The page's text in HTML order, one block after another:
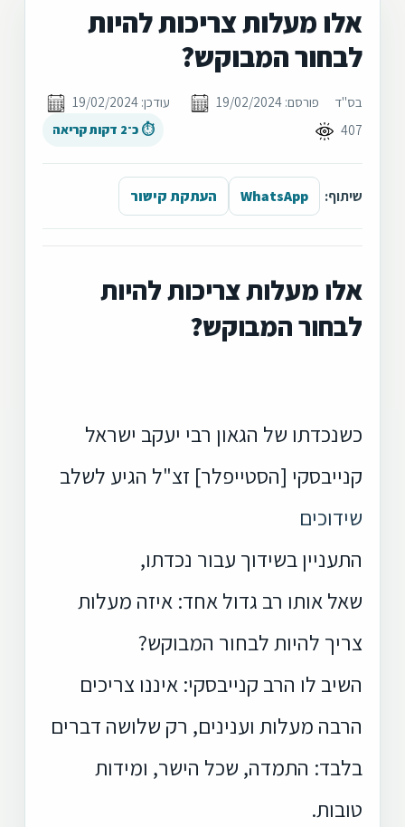
אלו מעלות צריכות להיות
לבחור המבוקש?
בס"ד פורסם: 19/02/2024
עודכן: 19/02/2024
407
⏱ כ־2 דקות קריאה
שיתוף: WhatsApp העתקת קישור
אלו מעלות צריכות להיות
לבחור המבוקש?
כשנכדתו של הגאון רבי יעקב ישראל
קנייבסקי [הסטייפלר] זצ"ל הגיע לשלב
שידוכים
התעניין בשידוך עבור נכדתו,
שאלאותו רב גדול אחד: איזה מעלות
צריך להיות לבחור המבוקש?
השיב לו הרב קנייבסקי: איננו צריכים
הרבה מעלות וענינים, רק שלושה דברים
בלבד: התמדה, שכל הישר, ומידות
טובות.